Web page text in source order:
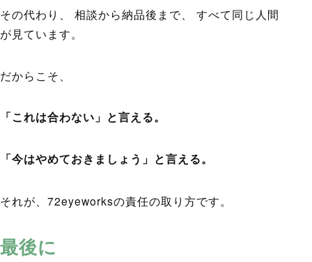
その代わり、 相談から納品後まで、 すべて同じ人間
が見ています。
だからこそ、
「これは合わない」と言える。
「今はやめておきましょう」と言える。
それが、72eyeworksの責任の取り方です。
最後に